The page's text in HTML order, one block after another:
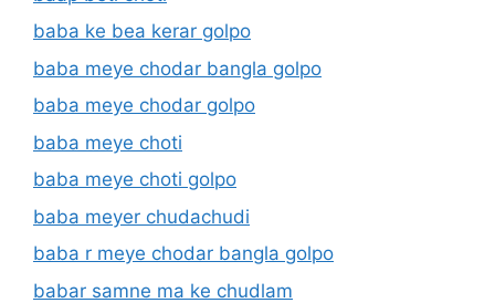
baba ke bea kerar golpo
baba meye chodar bangla golpo
baba meye chodar golpo
baba meye choti
baba meye choti golpo
baba meyer chudachudi
baba r meye chodar bangla golpo
babar samne ma ke chudlam